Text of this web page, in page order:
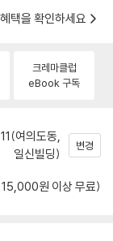
택을 확인하세요
크레마클럽
eBook 구독
여의도동,
일신빌딩)
변경
15,000원 이상 무료)